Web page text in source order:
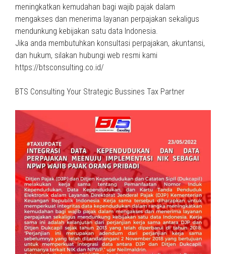
meningkatkan kemudahan bagi wajib pajak dalam
mengakses dan menerima layanan perpajakan sekaligus
mendunkung kebijakan satu data Indonesia.
Jika anda membutuhkan konsultasi perpajakan, akuntansi,
dan hukum, silakan hubungi web resmi kami
https://btsconsulting.co.id/
BTS Consulting Your Strategic Bussines Tax Partner